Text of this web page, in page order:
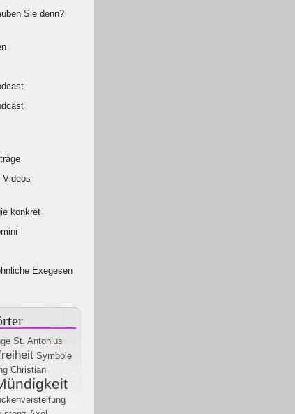
Sie denn?
Videos
konkret
Exegesen
St. Antonius
Symbole
Christian